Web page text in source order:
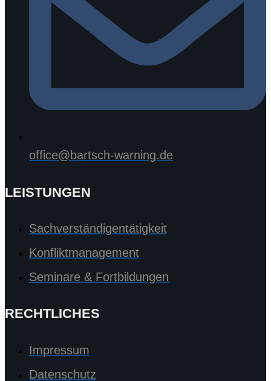
office@bartsch-warning.de
LEISTUNGEN
Sachverständigentätigkeit
Konfliktmanagement
Seminare & Fortbildungen
RECHTLICHES
Impressum
Datenschutz